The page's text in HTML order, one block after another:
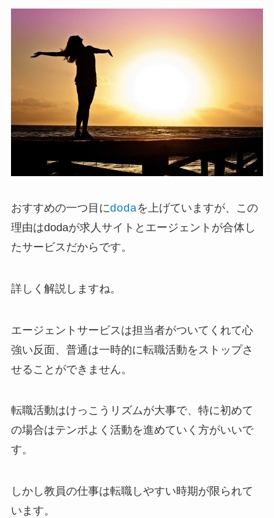
おすすめの一つ目にdodaを上げていますが、この
理由はdodaが求人サイトとエージェントが合体し
たサービスだからです。
詳しく解説しますね。
エージェントサービスは担当者がついてくれて心
強い反面、普通は一時的に転職活動をストップさ
せることができません。
転職活動はけっこうリズムが大事で、特に初めて
の場合はテンポよく活動を進めていく方がいいで
す。
しかし教員の仕事は転職しやすい時期が限られて
います。